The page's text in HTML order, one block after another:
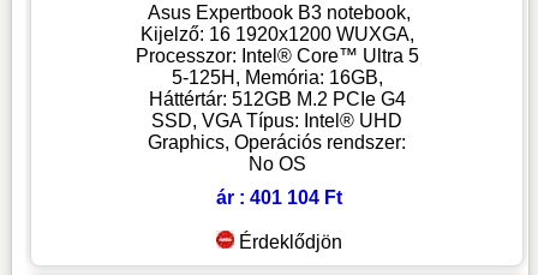
Asus Expertbook B3 notebook,
Kijelző: 16 1920x1200 WUXGA,
Processzor: Intel® Core™ Ultra 5
5-125H, Memória: 16GB,
Háttértár: 512GB M.2 PCIe G4
SSD, VGA Típus: Intel® UHD
Graphics, Operációs rendszer:
No OS
ár : 401 104 Ft
Érdeklődjön